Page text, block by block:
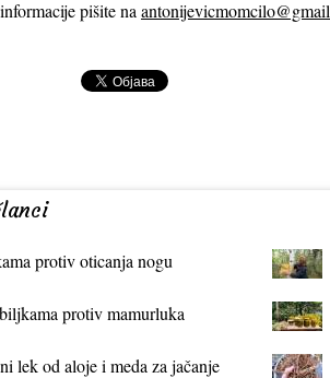
pišite na
protiv oticanja nogu
protiv mamurluka
lek od aloje i meda za jačanje